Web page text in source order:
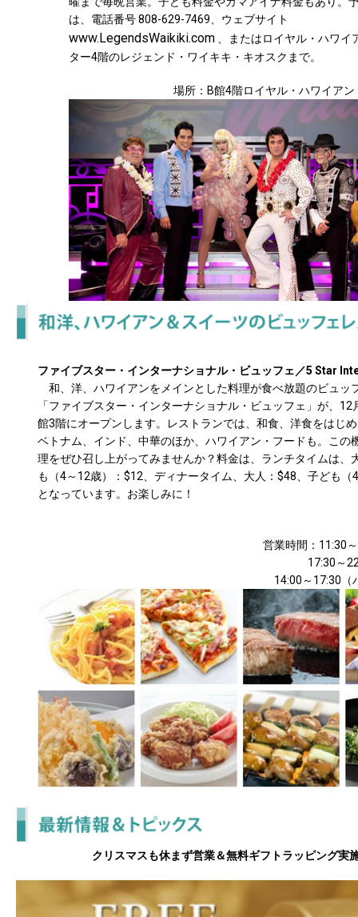
は、電話番号 808-629-7469、ウェブサイト
www.LegendsWaikiki.com 、またはロイヤル・ハワイ
ター4階のレジェンド・ワイキキ・キオスクまで。
場所：B館4階ロイヤル・ハワイアン
ファイブスター・インターナショナル・ビュッフェ／5 Star
和、洋、ハワイアンをメインとした料理が食べ放題のビュッ
「ファイブスター・インターナショナル・ビュッフェ」が、12
館3階にオープンします。レストランでは、和食、洋食をはじ
ベトナム、インド、中華のほか、ハワイアン・フードも。この
理をぜひ召し上がってみませんか？料金は、ランチタイムは、
も（4～12歳）：$12、ディナータイム、大人：$48、子ども（
となっています。お楽しみに！
営業時間：11:30
17:30～
14:00～17:30（
クリスマスも休まず営業＆無料ギフトラッピング実